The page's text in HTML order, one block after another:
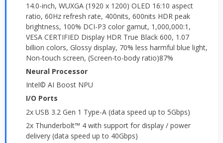
14.0-inch, WUXGA (1920 x 1200) OLED 16:10 aspect
ratio, 60Hz refresh rate, 400nits, 600nits HDR peak
brightness, 100% DCI-P3 color gamut, 1,000,000:1,
VESA CERTIFIED Display HDR True Black 600, 1.07
billion colors, Glossy display, 70% less harmful blue light,
Non-touch screen, (Screen-to-body ratio)87%
Neural Processor
Intel© AI Boost NPU
I/O Ports
2x USB 3.2 Gen 1 Type-A (data speed up to 5Gbps)
2x Thunderbolt™ 4 with support for display / power
delivery (data speed up to 40Gbps)